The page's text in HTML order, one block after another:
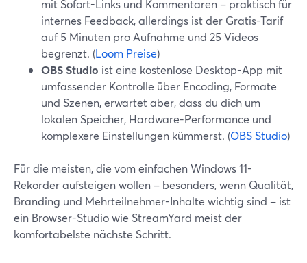
mit Sofort-Links und Kommentaren – praktisch für
internes Feedback, allerdings ist der Gratis-Tarif
auf 5 Minuten pro Aufnahme und 25 Videos
begrenzt. (Loom Preise)
OBS Studio ist eine kostenlose Desktop-App mit
umfassender Kontrolle über Encoding, Formate
und Szenen, erwartet aber, dass du dich um
lokalen Speicher, Hardware-Performance und
komplexere Einstellungen kümmerst. (OBS Studio)
Für die meisten, die vom einfachen Windows 11-
Rekorder aufsteigen wollen – besonders, wenn Qualität,
Branding und Mehrteilnehmer-Inhalte wichtig sind – ist
ein Browser-Studio wie StreamYard meist der
komfortabelste nächste Schritt.